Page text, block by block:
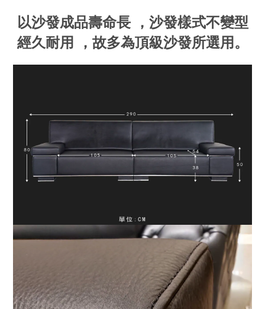
以沙發成品壽命長 ，沙發樣式不變型
經久耐用 ，故多為頂級沙發所選用。